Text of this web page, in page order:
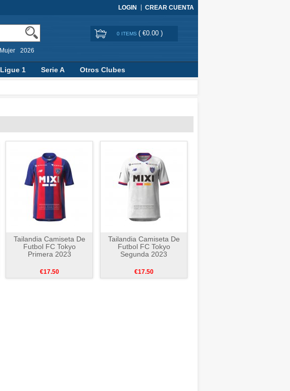
LOGIN CREAR CUENTA
Mujer 2026
0 ITEMS ( €0.00 )
Ligue 1 Serie A Otros Clubes
Tailandia Camiseta De
Futbol FC Tokyo
Primera 2023
€17.50
Tailandia Camiseta De
Futbol FC Tokyo
Segunda 2023
€17.50